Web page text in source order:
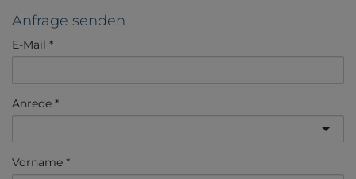
Anfrage senden
E-Mail
Anrede
Vorname